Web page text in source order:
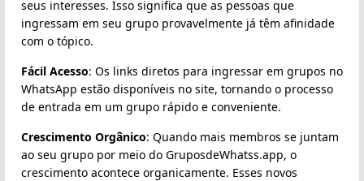
seus interesses. Isso significa que as pessoas que
ingressam em seu grupo provavelmente já têm afinidade
com o tópico.
Fácil Acesso: Os links diretos para ingressar em grupos no
WhatsApp estão disponíveis no site, tornando o processo
de entrada em um grupo rápido e conveniente.
Crescimento Orgânico: Quando mais membros se juntam
ao seu grupo por meio do GruposdeWhatss.app, o
crescimento acontece organicamente. Esses novos